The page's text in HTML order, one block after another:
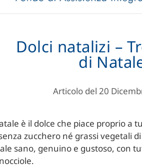
Dolci natalizi –
di
Articolo del 20
è il dolce che piace proprio a
zucchero né grassi vegetali
sano, genuino e gustoso, con